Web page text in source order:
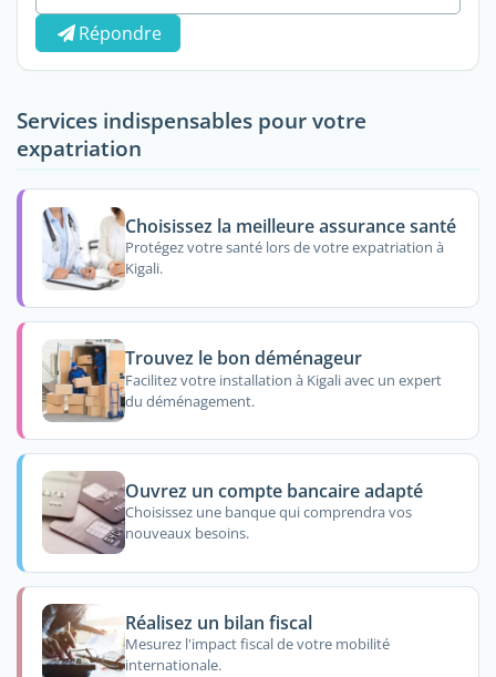
Répondre
Services indispensables pour votre
expatriation
Choisissez la meilleure assurance santé
Protégez votre santé lors de votre expatriation à
Kigali.
Trouvez le bon déménageur
Facilitez votre installation à Kigali avec un expert
du déménagement.
Ouvrez un compte bancaire adapté
Choisissez une banque qui comprendra vos
nouveaux besoins.
Réalisez un bilan fiscal
Mesurez l'impact fiscal de votre mobilité
internationale.